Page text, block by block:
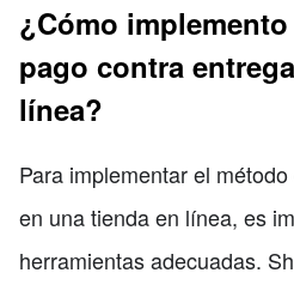
¿Cómo
pago contra
línea?
Para implementar el
en una tienda en línea, es
herramientas adecuadas.